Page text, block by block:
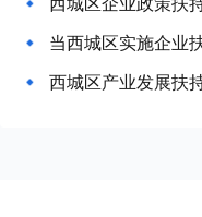
当西城区实施企业
西城区产业发展扶